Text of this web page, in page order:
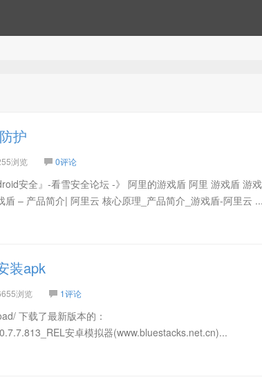
护
浏览 0评论
安全』-看雪安全论坛 -》 阿里的游戏盾 阿里 游戏盾 游
– 产品简介| 阿里云 核心原理_产品简介_游戏盾-阿里云 ...
装apk
浏览 1评论
下载了最新版本的：
安卓模拟器(www.bluestacks.net.cn)...